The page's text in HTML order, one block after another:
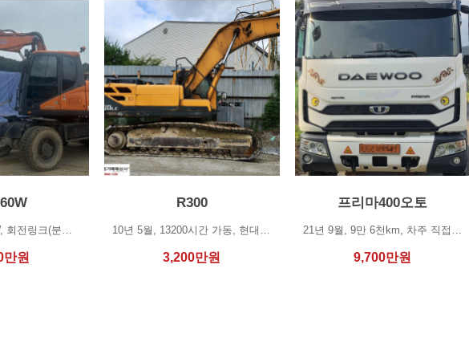
19년 10월, 160W, 회전링크(분리해서 판매 가능)/코끼리 집게 포함, 12900시간…
만원
R300
10년 5월, 13200시간 가동, 현대엔진, 상태 양호☆ 연락처 : 010 5842 12…
3,200만원
프리마400오토
21년 9월, 9만 6천km, 차주 직접 운행, 제설 안함, 오토미션, 하독스 보강,&nb…
9,700만원